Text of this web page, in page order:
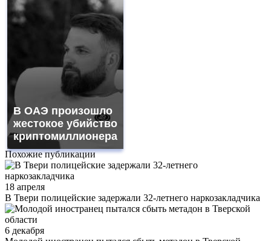
В ОАЭ произошло
жестокое убийство
криптомиллионера
Похожие публикации
18 апреля
В Твери полицейские задержали 32-летнего наркозакладчика
6 декабря